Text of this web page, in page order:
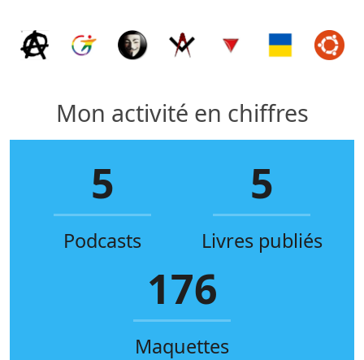
Mon activité en chiffres
5
Podcasts
5
Livres publiés
176
Maquettes